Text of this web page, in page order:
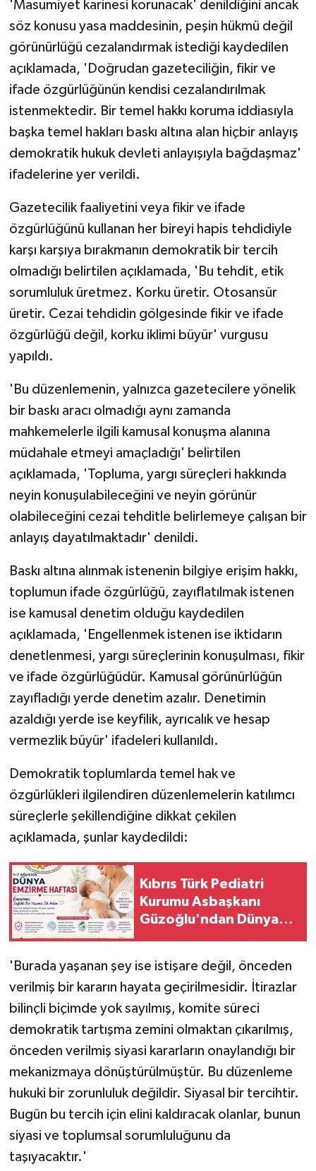
'Masumiyet karinesi korunacak' denildiğini ancak
söz konusu yasa maddesinin, peşin hükmü değil
görünürlüğü cezalandırmak istediği kaydedilen
açıklamada, 'Doğrudan gazeteciliğin, fikir ve
ifade özgürlüğünün kendisi cezalandırılmak
istenmektedir. Bir temel hakkı koruma iddiasıyla
başka temel hakları baskı altına alan hiçbir anlayış
demokratik hukuk devleti anlayışıyla bağdaşmaz'
ifadelerine yer verildi.
Gazetecilik faaliyetini veya fikir ve ifade
özgürlüğünü kullanan her bireyi hapis tehdidiyle
karşı karşıya bırakmanın demokratik bir tercih
olmadığı belirtilen açıklamada, 'Bu tehdit, etik
sorumluluk üretmez. Korku üretir. Otosansür
üretir. Cezai tehdidin gölgesinde fikir ve ifade
özgürlüğü değil, korku iklimi büyür' vurgusu
yapıldı.
'Bu düzenlemenin, yalnızca gazetecilere yönelik
bir baskı aracı olmadığı aynı zamanda
mahkemelerle ilgili kamusal konuşma alanına
müdahale etmeyi amaçladığı' belirtilen
açıklamada, 'Topluma, yargı süreçleri hakkında
neyin konuşulabileceğini ve neyin görünür
olabileceğini cezai tehditle belirlemeye çalışan bir
anlayış dayatılmaktadır' denildi.
Baskı altına alınmak istenenin bilgiye erişim hakkı,
toplumun ifade özgürlüğü, zayıflatılmak istenen
ise kamusal denetim olduğu kaydedilen
açıklamada, 'Engellenmek istenen ise iktidarın
denetlenmesi, yargı süreçlerinin konuşulması, fikir
ve ifade özgürlüğüdür. Kamusal görünürlüğün
zayıfladığı yerde denetim azalır. Denetimin
azaldığı yerde ise keyfilik, ayrıcalık ve hesap
vermezlik büyür' ifadeleri kullanıldı.
Demokratik toplumlarda temel hak ve
özgürlükleri ilgilendiren düzenlemelerin katılımcı
süreçlerle şekillendiğine dikkat çekilen
açıklamada, şunlar kaydedildi:
Kıbrıs Türk Pediatri
Kurumu Asbaşkanı
Güzoğlu'ndan Dünya
'Burada yaşanan şey ise istişare değil, önceden
verilmiş bir kararın hayata geçirilmesidir. İtirazlar
bilinçli biçimde yok sayılmış, komite süreci
demokratik tartışma zemini olmaktan çıkarılmış,
önceden verilmiş siyasi kararların onaylandığı bir
mekanizmaya dönüştürülmüştür. Bu düzenleme
hukuki bir zorunluluk değildir. Siyasal bir tercihtir.
Bugün bu tercih için elini kaldıracak olanlar, bunun
siyasi ve toplumsal sorumluluğunu da
taşıyacaktır.'